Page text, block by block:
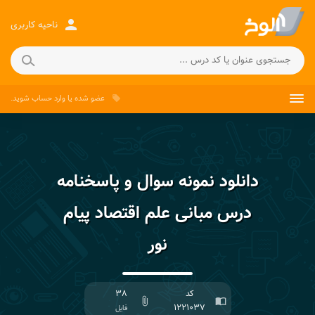
person ناحیه کاربری
local_offer عضو شده یاوارد حساب شوید.
دانلود نمونه سوال و پاسخنامه
درس مبانی علم اقتصاد پیام
نور
import_contacts
کد
۱۲۲۱۰۳۷
attach_file
۳۸
فایل